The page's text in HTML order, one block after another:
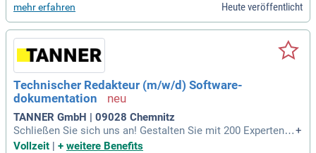
trategien für internationale Unternehmen. In unserer Redakti
on entwickelst du Dokumentationen für Software-Anwendun
gen, API-Referenzen und multimediale Storyboards. Wir ver
mitteln komplexe Themen wie industrielle App-Plattformen
und SCADA-Anwendungen anschaulich und verständlich. Da
bei arbeitest du eng mit den Entwicklerteams unserer Kunde
n zusammen. So optimierst du nicht nur deren Projekte, son
dern auch die Kommunikation ihrer technischen Innovatione
n effektiv.
mehr erfahren Heute veröffentlicht
Technischer Redakteur (m/w/d) Software-
dokumentation
TANNER GmbH | 09028 Chemnitz
Schließen Sie sich uns an! Gestalten Sie mit 200 Experten in
novative Kommunikationslösungen für internationale Unter
+
Vollzeit | + weitere Benefits